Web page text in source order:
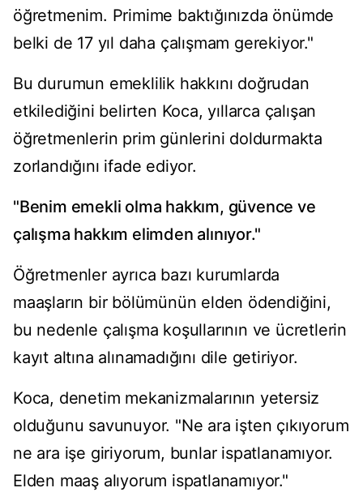
öğretmenim. Primime baktığınızda önümde
belki de 17 yıl daha çalışmam gerekiyor."
Bu durumun emeklilik hakkını doğrudan
etkilediğini belirten Koca, yıllarca çalışan
öğretmenlerin prim günlerini doldurmakta
zorlandığını ifade ediyor.
"Benim emekli olma hakkım, güvence ve
çalışma hakkım elimden alınıyor."
Öğretmenler ayrıca bazı kurumlarda
maaşların bir bölümünün elden ödendiğini,
bu nedenle çalışma koşullarının ve ücretlerin
kayıt altına alınamadığını dile getiriyor.
Koca, denetim mekanizmalarının yetersiz
olduğunu savunuyor. "Ne ara işten çıkıyorum
ne ara işe giriyorum, bunlar ispatlanamıyor.
Elden maaş alıyorum ispatlanamıyor."